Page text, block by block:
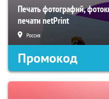
Печать фотографий,
печати netPrint
Россия
Промокод